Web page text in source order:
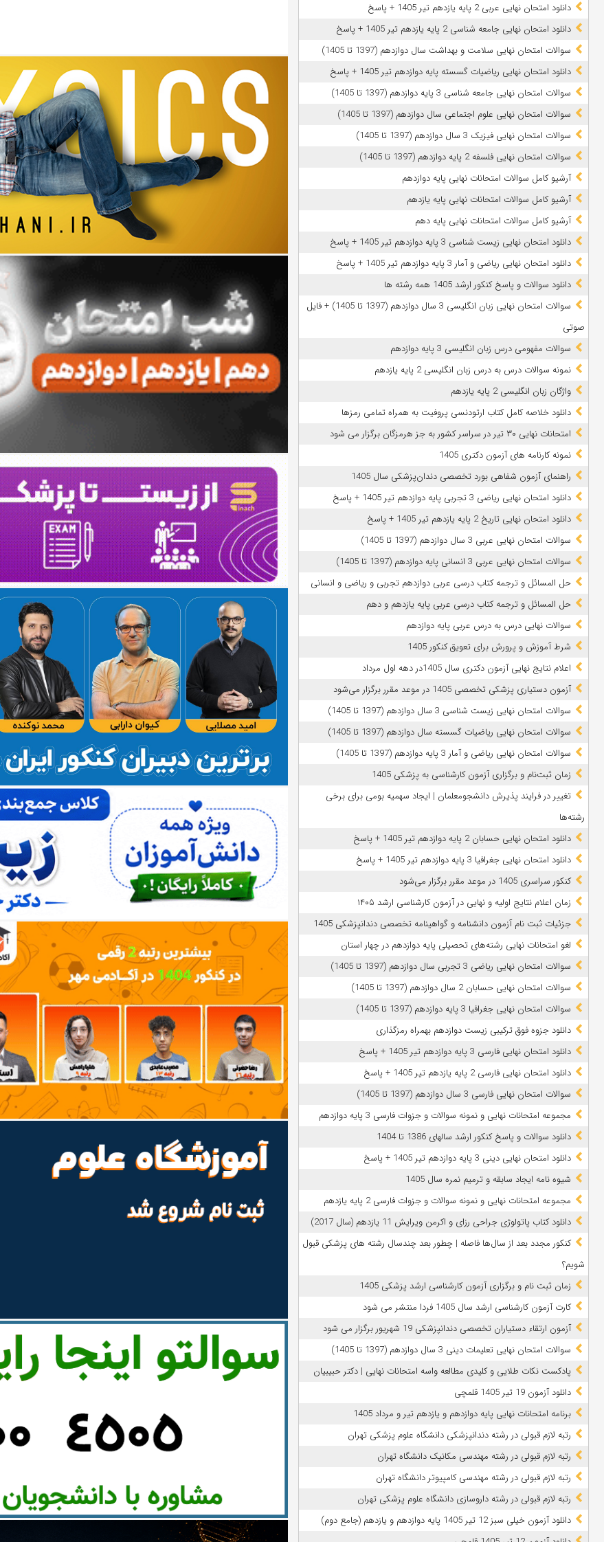
دانلود امتحان نهایی عربی 2 پایه یازدهم تیر 1405 + پاسخ
دانلود امتحان نهایی جامعه شناسی 2 پایه یازدهم تیر 1405 + پاسخ
سوالات امتحان نهایی سلامت و بهداشت سال دوازدهم (1397 تا 1405)
دانلود امتحان نهایی ریاضیات گسسته پایه دوازدهم تیر 1405 + پاسخ
سوالات امتحان نهایی جامعه شناسی 3 پایه دوازدهم (1397 تا 1405)
سوالات امتحان نهایی علوم اجتماعی سال دوازدهم (1397 تا 1405)
سوالات امتحان نهایی فیزیک 3 سال دوازدهم (1397 تا 1405)
سوالات امتحان نهایی فلسفه 2 پایه دوازدهم (1397 تا 1405)
آرشیو کامل سوالات امتحانات نهایی پایه دوازدهم
آرشیو کامل سوالات امتحانات نهایی پایه یازدهم
آرشیو کامل سوالات امتحانات نهایی پایه دهم
دانلود امتحان نهایی زیست شناسی 3 پایه دوازدهم تیر 1405 + پاسخ
دانلود امتحان نهایی ریاضی و آمار 3 پایه دوازدهم تیر 1405 + پاسخ
دانلود سوالات و پاسخ کنکور ارشد 1405 همه رشته ها
سوالات امتحان نهایی زبان انگلیسی 3 سال دوازدهم (1397 تا 1405) + فایل
صوتی
سوالات مفهومی درس زبان انگلیسی 3 پایه دوازدهم
نمونه سوالات درس به درس زبان انگلیسی 2 پایه یازدهم
واژگان زبان انگلیسی 2 پایه یازدهم
دانلود خلاصه کامل کتاب ارتودنسی پروفیت به همراه تمامی رمزها
امتحانات نهایی ۳۰ تیر در سراسر کشور به جز هرمزگان برگزار می شود
نمونه کارنامه های آزمون دکتری 1405
راهنمای آزمون شفاهی بورد تخصصی دندان‌پزشکی سال 1405
دانلود امتحان نهایی ریاضی 3 تجربی پایه دوازدهم تیر 1405 + پاسخ
دانلود امتحان نهایی تاریخ 2 پایه یازدهم تیر 1405 + پاسخ
سوالات امتحان نهایی عربی 3 سال دوازدهم (1397 تا 1405)
سوالات امتحان نهایی عربی 3 انسانی پایه دوازدهم (1397 تا 1405)
حل المسائل و ترجمه کتاب درسی عربی دوازدهم تجربی و ریاضی و انسانی
حل المسائل و ترجمه کتاب درسی عربی پایه یازدهم و دهم
سوالات نهایی درس به درس عربی پایه دوازدهم
شرط آموزش و پرورش برای تعویق کنکور 1405
اعلام نتایج نهایی آزمون دکتری سال 1405در دهه اول مرداد
آزمون دستیاری پزشکی تخصصی 1405 در موعد مقرر برگزار می‌شود
سوالات امتحان نهایی زیست شناسی 3 سال دوازدهم (1397 تا 1405)
سوالات امتحان نهایی ریاضیات گسسته سال دوازدهم (1397 تا 1405)
سوالات امتحان نهایی ریاضی و آمار 3 پایه دوازدهم (1397 تا 1405)
زمان ثبت‌نام و برگزاری آزمون کارشناسی به پزشکی 1405
تغییر در فرایند پذیرش دانشجومعلمان | ایجاد سهمیه بومی برای برخی
رشته‌ها
دانلود امتحان نهایی حسابان 2 پایه دوازدهم تیر 1405 + پاسخ
دانلود امتحان نهایی جغرافیا 3 پایه دوازدهم تیر 1405 + پاسخ
کنکور سراسری 1405 در موعد مقرر برگزار می‌شود
زمان اعلام نتایج اولیه و نهایی در آزمون کارشناسی ارشد ۱۴۰۵
جزئیات ثبت نام آزمون دانشنامه و گواهینامه تخصصی دندانپزشکی 1405
لغو امتحانات نهایی رشته‌های تحصیلی پایه دوازدهم در چهار استان
سوالات امتحان نهایی ریاضی 3 تجربی سال دوازدهم (1397 تا 1405)
سوالات امتحان نهایی حسابان 2 سال دوازدهم (1397 تا 1405)
سوالات امتحان نهایی جغرافیا 3 پایه دوازدهم (1397 تا 1405)
دانلود جزوه فوق ترکیبی زیست دوازدهم بهمراه رمزگذاری
دانلود امتحان نهایی فارسی 3 پایه دوازدهم تیر 1405 + پاسخ
دانلود امتحان نهایی فارسی 2 پایه یازدهم تیر 1405 + پاسخ
سوالات امتحان نهایی فارسی 3 سال دوازدهم (1397 تا 1405)
مجموعه امتحانات نهایی و نمونه سوالات و جزوات فارسی 3 پایه دوازدهم
دانلود سوالات و پاسخ کنکور ارشد سالهای 1386 تا 1404
دانلود امتحان نهایی دینی 3 پایه دوازدهم تیر 1405 + پاسخ
شیوه نامه ایجاد سابقه و ترمیم نمره سال 1405
مجموعه امتحانات نهایی و نمونه سوالات و جزوات فارسی 2 پایه یازدهم
دانلود کتاب پاتولوژی جراحی رزای و اکرمن ویرایش 11 یازدهم (سال 2017)
کنکور مجدد بعد از سال‌ها فاصله | چطور بعد چندسال رشته‌ های پزشکی قبول
شویم؟
زمان ثبت نام و برگزاری آزمون کارشناسی ارشد پزشکی 1405
کارت آزمون کارشناسی ارشد سال 1405 فردا منتشر می شود
آزمون ارتقاء دستیاران تخصصی دندانپزشکی 19 شهریور برگزار می شود
سوالات امتحان نهایی تعلیمات دینی 3 سال دوازدهم (1397 تا 1405)
پادکست نکات طلایی و کلیدی مطالعه واسه امتحانات نهایی | دکتر حبیبیان
دانلود آزمون 19 تیر 1405 قلمچی
برنامه امتحانات نهایی پایه دوازدهم و یازدهم تیر و مرداد 1405
رتبه لازم قبولی در رشته دندانپزشکی دانشگاه علوم پزشکی تهران
رتبه لازم قبولی در رشته مهندسی مکانیک دانشگاه تهران
رتبه لازم قبولی در رشته مهندسی کامپیوتر دانشگاه تهران
رتبه لازم قبولی در رشته داروسازی دانشگاه علوم پزشکی تهران
دانلود آزمون خیلی سبز 12 تیر 1405 پایه دوازدهم و یازدهم (جامع دوم)